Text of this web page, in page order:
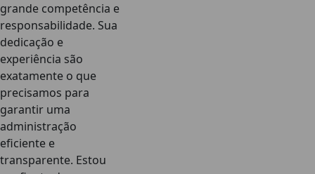
grande competência e
responsabilidade. Sua
dedicação e
experiência são
exatamente o que
precisamos para
garantir uma
administração
eficiente e
transparente. Estou